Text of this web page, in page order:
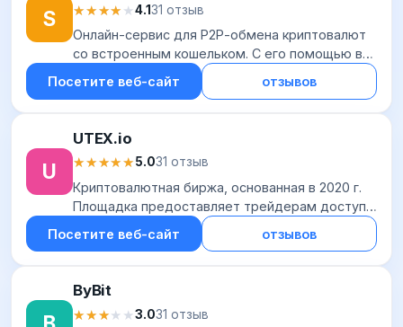
S ★★★★★
★★★★★4.131 отзыв
Онлайн-сервис для Р2Р-обмена криптовалют
со встроенным кошельком. С его помощью вы
можете приобрести Bitcoin, Ethereum и Tether
с оплатой через банковскую карту (Visa, Ma...
Посетите веб-сайт отзывов
U
UTEX.io
★★★★★
★★★★★5.031 отзыв
Криптовалютная биржа, основанная в 2020 г.
Площадка предоставляет трейдерам доступ к
спотовой и маржинальной торговле
популярными активами. Вы можете торговать
Посетите веб-сайт отзывов
ByBit
★★★★★
★★★★★3.031 отзыв